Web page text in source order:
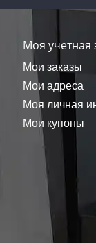
Моя учетная
Мои заказы
Мои адреса
Моя личная
Мои купоны